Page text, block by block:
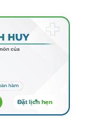
Đặt lịch hẹn